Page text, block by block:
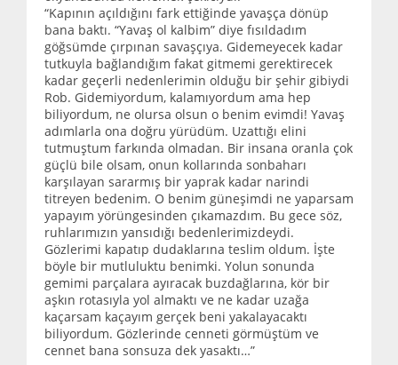
“Kapının açıldığını fark ettiğinde yavaşça dönüp
bana baktı. “Yavaş ol kalbim” diye fısıldadım
göğsümde çırpınan savaşçıya. Gidemeyecek kadar
tutkuyla bağlandığım fakat gitmemi gerektirecek
kadar geçerli nedenlerimin olduğu bir şehir gibiydi
Rob. Gidemiyordum, kalamıyordum ama hep
biliyordum, ne olursa olsun o benim evimdi! Yavaş
adımlarla ona doğru yürüdüm. Uzattığı elini
tutmuştum farkında olmadan. Bir insana oranla çok
güçlü bile olsam, onun kollarında sonbaharı
karşılayan sararmış bir yaprak kadar narindi
titreyen bedenim. O benim güneşimdi ne yaparsam
yapayım yörüngesinden çıkamazdım. Bu gece söz,
ruhlarımızın yansıdığı bedenlerimizdeydi.
Gözlerimi kapatıp dudaklarına teslim oldum. İşte
böyle bir mutluluktu benimki. Yolun sonunda
gemimi parçalara ayıracak buzdağlarına, kör bir
aşkın rotasıyla yol almaktı ve ne kadar uzağa
kaçarsam kaçayım gerçek beni yakalayacaktı
biliyordum. Gözlerinde cenneti görmüştüm ve
cennet bana sonsuza dek yasaktı…”